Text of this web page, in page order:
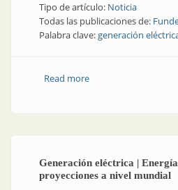
Tipo de artículo: Noticia
Todas las publicaciones de:
Palabra clave:generación
Read moreabout Consumo
Generación eléctrica |
proyecciones a nivel mundial